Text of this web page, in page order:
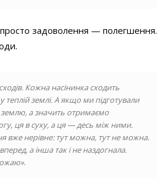
просто задоволення — полегшення.
Кожна насінинка сходить
теплій землі. А якщо ми підготували
землю, а значить отримаємо
ця в суху, а ця — десь між ними.
вже нерівне: тут можна, тут не можна.
а інша так і не наздогнала.